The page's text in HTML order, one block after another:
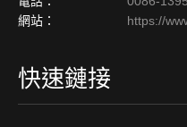
網站：
https://
快速鏈接